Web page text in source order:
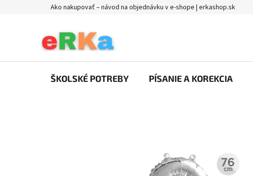
Ako nakupovať – návod na objednávku v e-shope | erkashop.sk
ŠKOLSKÉ POTREBY PÍSANIE A KOREKCIA